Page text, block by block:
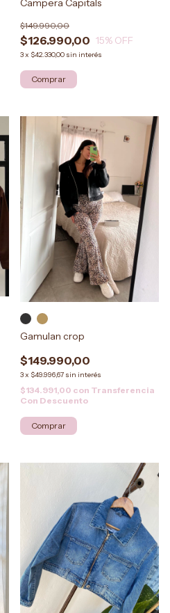
Campera Capitals
$126.990,00
$149.990,00
15% OFF
3x $42.330,00 sin interés
Gamulan crop
$149.990,00
3x $49.996,67 sin interés
$134.991,00 con Transferencia
Con Descuento
Comprar